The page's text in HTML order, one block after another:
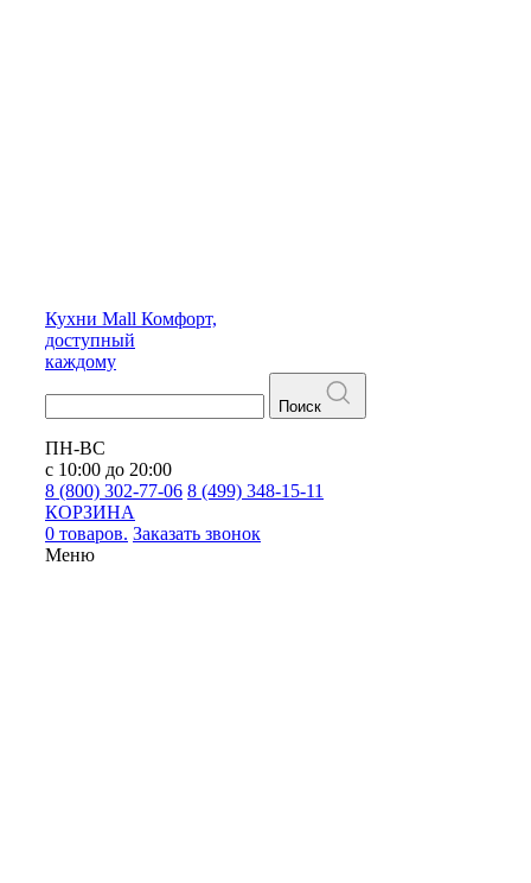
Кухни Mall Комфорт,
доступный
каждому
Поиск
ПН-ВС
с 10:00 до 20:00
8 (800) 302-77-06 8 (499) 348-15-11
КОРЗИНА
0 товаров. Заказать звонок
Меню